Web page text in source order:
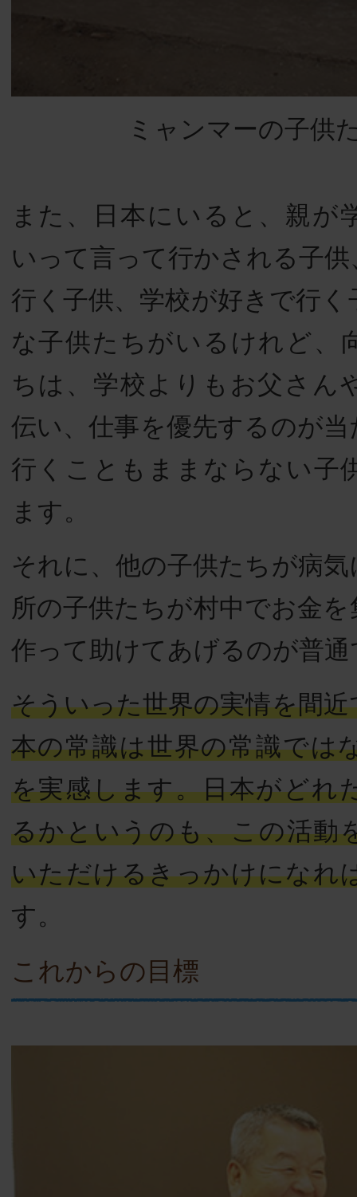
ミャンマーの子供
また、日本にいると、親が
いって言って行かされる子
行く子供、学校が好きで行
な子供たちがいるけれど、
ちは、学校よりもお父さん
伝い、仕事を優先するのが
行くこともままならない子
ます。
それに、他の子供たちが病
所の子供たちが村中でお金
作って助けてあげるのが普通
そういった世界の実情を間
本の常識は世界の常識では
を実感します。日本がどれ
るかというのも、この活動
いただけるきっかけになれ
す。
これからの目標